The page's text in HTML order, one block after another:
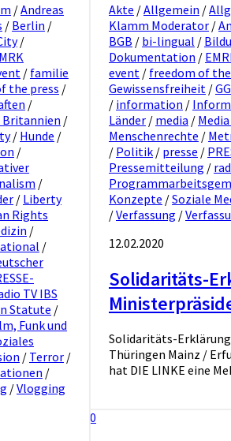
/Andreas
/ Berlin /
/
/ familie
the press /
/
Britannien /
/ Hunde /
/
/
/ Liberty
Rights
/
/
TV IBS
Statute /
Funk und
/ Terror /
/
/Vlogging
Akte /Allgemein /
Klamm Moderator /
BGB / bi-lingual /
Dokumentation /
event / freedom of
Gewissensfreiheit /GG
/ information /
Länder / media /
Menschenrechte /
/ Politik / presse /
Pressemitteilung /
Konzepte /Soziale
/Verfassung /
12.02.2020
Solidaritäts-
Solidaritäts-
Thüringen Mainz /
hat DIE LINKE eine
0